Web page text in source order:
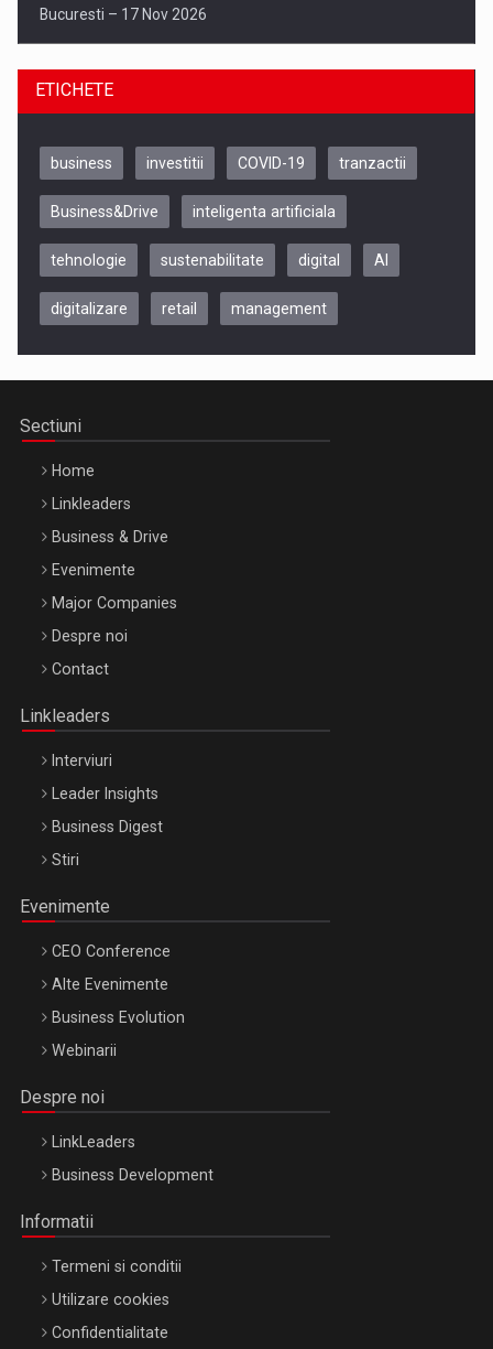
Bucuresti – 17 Nov 2026
Be Inspired. Make it Happen!, CLUJ, 9 Decembrie
Be Inspired. Make it Happen!, ARTEMIS LETO, ORADEA, 8
Octombrie
ETICHETE
business investitii COVID-19 tranzactii
Business&Drive inteligenta artificiala
tehnologie sustenabilitate digital AI
digitalizare retail management
Sectiuni
Home
Linkleaders
Business & Drive
Evenimente
Major Companies
Despre noi
Contact
Linkleaders
Interviuri
Leader Insights
Business Digest
Stiri
Evenimente
CEO Conference
Alte Evenimente
Business Evolution
Webinarii
Despre noi
LinkLeaders
Business Development
Informatii
Termeni si conditii
Utilizare cookies
Confidentialitate